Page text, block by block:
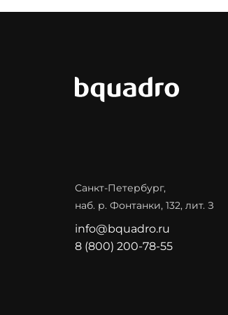
Санкт-Петербург,
наб. р. Фонтанки, 132, лит. З
info@bquadro.ru
8 (800) 200-78-55